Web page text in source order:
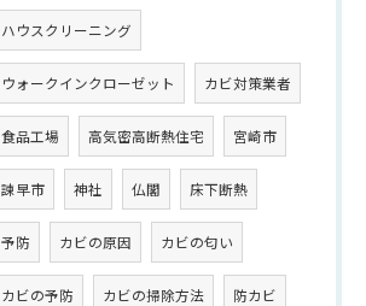
ハウスクリーニング
ウォークインクローゼット カビ対策業者
食品工場 高気密高断熱住宅 宮崎市
諫早市 神社 仏閣 床下断熱
予防 カビの原因 カビの匂い
カビの予防 カビの掃除方法 防カビ